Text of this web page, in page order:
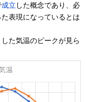
成立 した概念であり、必
表現になっているとは
た気温のピークが見ら